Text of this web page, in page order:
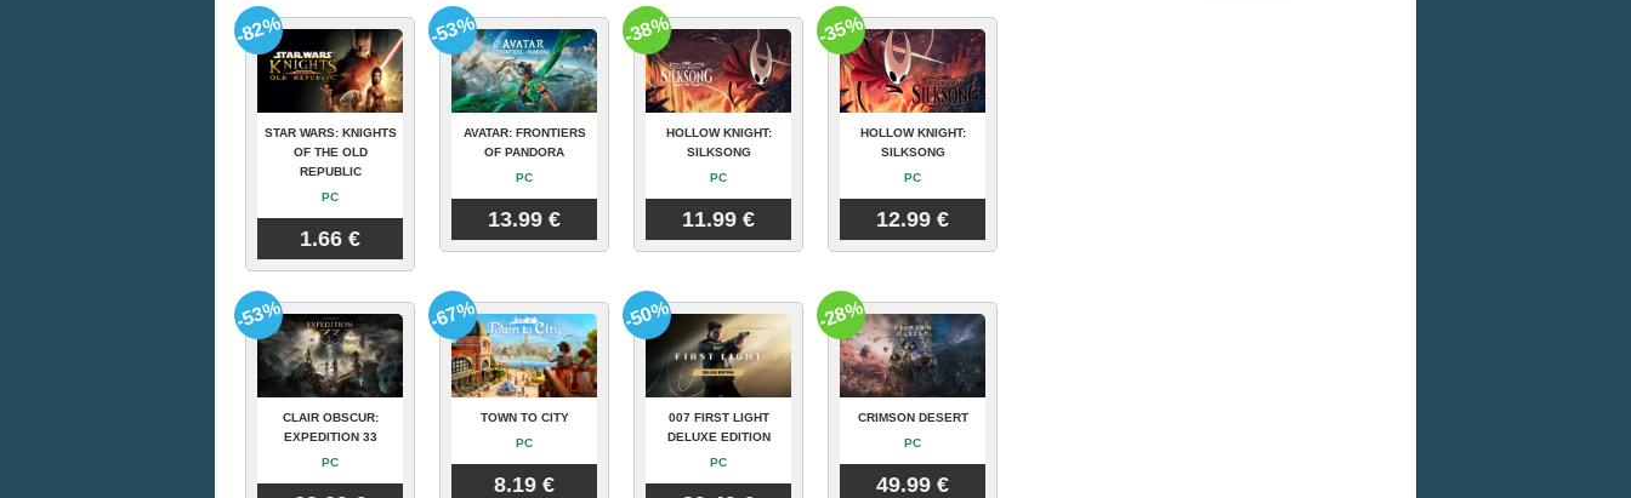
STAR WARS: KNIGHTS
OF THE OLD
REPUBLIC
PC
1.66 €
-82%
AVATAR: FRONTIERS
OF PANDORA
PC
13.99 €
-53%
HOLLOW KNIGHT:
SILKSONG
PC
11.99 €
-38%
HOLLOW KNIGHT:
SILKSONG
PC
12.99 €
-35%
CLAIR OBSCUR:
EXPEDITION 33
PC
-53%
TOWN TO CITY
PC
8.19 €
-67%
007 FIRST LIGHT
DELUXE EDITION
PC
-50%
CRIMSON DESERT
PC
49.99 €
-28%